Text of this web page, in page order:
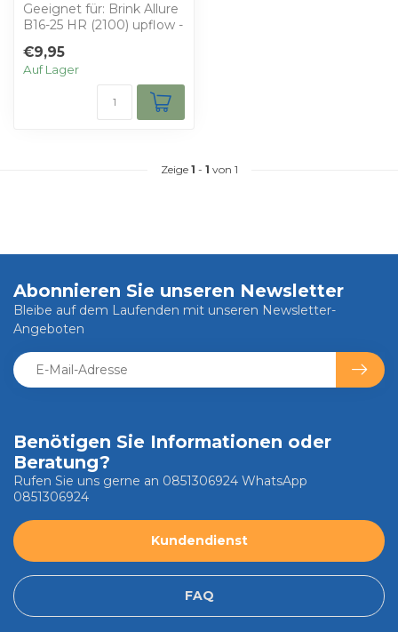
Geeignet für: Brink Allure
B16-25 HR (2100) upflow -
eigenen...
€9,95
Auf Lager
Zeige 1 - 1 von 1
Benötigen Sie Informationen oder
Beratung?
Rufen Sie uns gerne an 0851306924 WhatsApp
0851306924
Kundendienst
FAQ
Abonnieren Sie unseren Newsletter
Bleibe auf dem Laufenden mit unseren Newsletter-
Angeboten